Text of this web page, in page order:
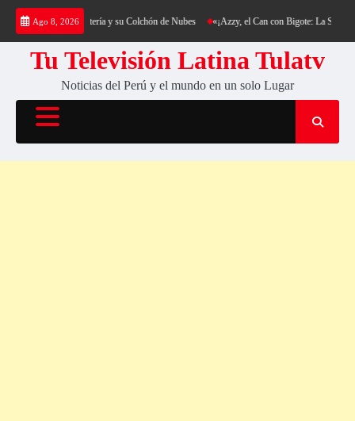
Saltar
contenido
Ago 8, 2026
al Cerro Cantería y su Colchón de Nubes «¡Azzy, el Can con Bigote: La Sensación
Tu Televisión Latina Tulatv
Noticias del Perú y el mundo en un solo Lugar